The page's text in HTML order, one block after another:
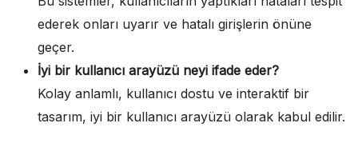
ederek onları uyarır ve hatalı girişlerin önüne
geçer.
İyi bir kullanıcı arayüzü neyi ifade eder?
Kolay anlamlı, kullanıcı dostu ve interaktif bir
tasarım, iyi bir kullanıcı arayüzü olarak kabul edilir.